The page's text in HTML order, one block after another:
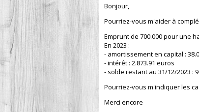
Bonjour,
Pourriez-vous m'aider à
Emprunt de 700.000 pour une
En 2023 :
- amortissement en capital :
- intérêt : 2.873.91 euros
- solde restant au 31/12/2023 :
Pourriez-vous m'indiquer les
Merci encore